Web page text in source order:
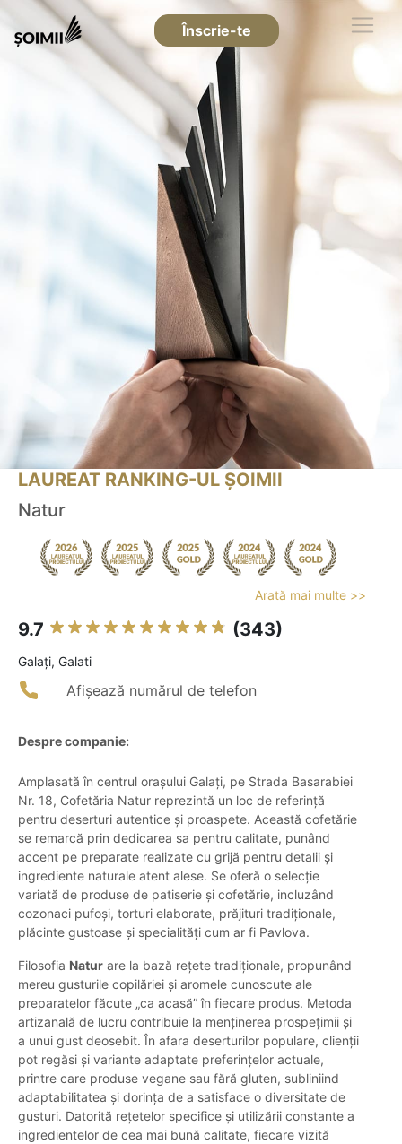
Înscrie-te
LAUREAT RANKING-UL ȘOIMII
Natur
Arată mai multe >>
9.7 (343)
Galaţi, Galati
Afișează numărul de telefon
Despre companie:
Amplasată în centrul orașului Galați, pe Strada Basarabiei
Nr. 18, Cofetăria Natur reprezintă un loc de referință
pentru deserturi autentice și proaspete. Această cofetărie
se remarcă prin dedicarea sa pentru calitate, punând
accent pe preparate realizate cu grijă pentru detalii și
ingrediente naturale atent alese. Se oferă o selecție
variată de produse de patiserie și cofetărie, incluzând
cozonaci pufoși, torturi elaborate, prăjituri tradiționale,
plăcinte gustoase și specialități cum ar fi Pavlova.
Filosofia Natur are la bază rețete tradiționale, propunând
mereu gusturile copilăriei și aromele cunoscute ale
preparatelor făcute „ca acasă” în fiecare produs. Metoda
artizanală de lucru contribuie la menținerea prospețimii și
a unui gust deosebit. În afara deserturilor populare, clienții
pot regăsi și variante adaptate preferințelor actuale,
printre care produse vegane sau fără gluten, subliniind
adaptabilitatea și dorința de a satisface o diversitate de
gusturi. Datorită rețetelor specifice și utilizării constante a
ingredientelor de cea mai bună calitate, fiecare vizită